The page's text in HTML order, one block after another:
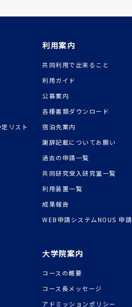
リスト
利用案内
共同利用で出来ること
利用ガイド
公募案内
各種書類ダウンロード
宿泊先案内
謝辞記載についてお願い
過去の申請一覧
共同研究受入研究室一覧
利用装置一覧
成果報告
WEB申請システムNOUS 申
大学院案内
コースの概要
コース長メッセージ
アドミッションポリシー